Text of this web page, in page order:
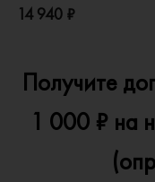
14 940 ₽
Получите
1 000 ₽ на